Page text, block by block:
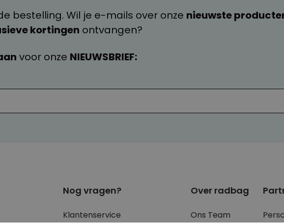
bestelling. Wil je e-mails over onze nieuwste
kortingen ontvangen?
voor onze NIEUWSBRIEF:
Nog vragen?
Klantenservice
Over radbag
Ons Team